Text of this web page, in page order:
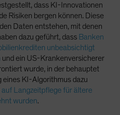
dass KI-Innovationen
Risiken bergen können. Diese
Daten entstehen, mit denen
dazu geführt, dass Banken
unbeabsichtigt
und ein US-Krankenversicherer
wurde, in der behauptet
eines KI-Algorithmus dazu
auf Langzeitpflege für ältere
wurden.